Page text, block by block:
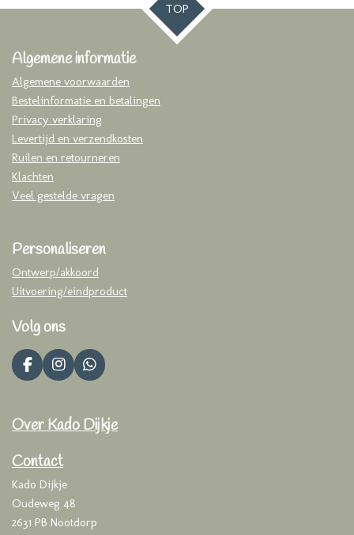
TOP
Algemene informatie
Algemene voorwaarden
Bestelinformatie en betalingen
Privacy verklaring
Levertijd en verzendkosten
Ruilen en retourneren
Klachten
Veel gestelde vragen
Personaliseren
Ontwerp/akkoord
Uitvoering/eindproduct
Volg ons
F
a
b
o
k
I
n
a
r
a
m
W
h
s
Over Kado Dijkje
Contact
Kado Dijkje
Oudeweg 48
2631 PB Nootdorp